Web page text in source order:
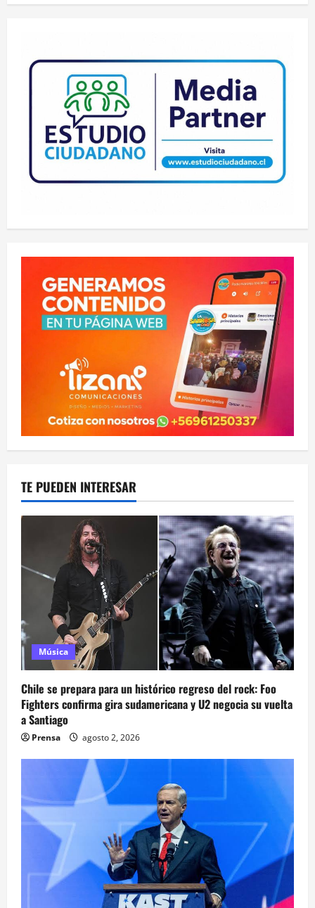
TE PUEDEN INTERESAR
Música
Chile se prepara para un histórico regreso del rock: Foo
Fighters confirma gira sudamericana y U2 negocia su vuelta
a Santiago
Prensa agosto 2, 2026